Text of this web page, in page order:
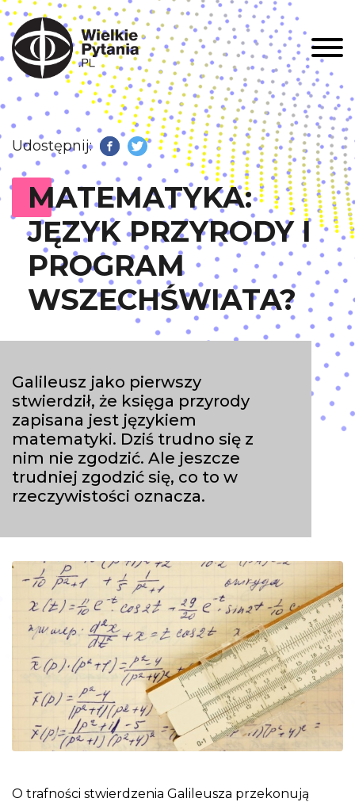
Udostępnij: Facebook
Twitter
MATEMATYKA:
JĘZYK PRZYRODY I
PROGRAM
WSZECHŚWIATA?
Galileusz jako pierwszy
stwierdził, że księga przyrody
zapisana jest językiem
matematyki. Dziś trudno się z
nim nie zgodzić. Ale jeszcze
trudniej zgodzić się, co to w
rzeczywistości oznacza.
O trafności stwierdzenia Galileusza przekonują